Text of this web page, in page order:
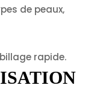
de peaux,
rapide.